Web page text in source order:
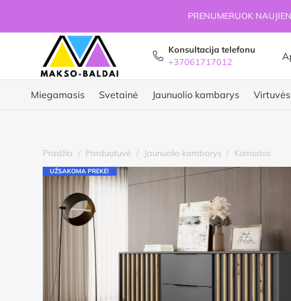
PRENUMERUOK
Konsultacija telefonu
+37061717012
Miegamasis Svetainė Jaunuolio kambarys
Pradžia / Parduotuvė / Jaunuolio kambarys / Komodos
UŽSAKOMA PREKĖ!